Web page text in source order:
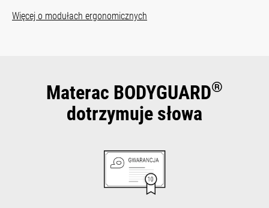
Więcej o modułach ergonomicznych
Materac BODYGUARD®
dotrzymuje słowa